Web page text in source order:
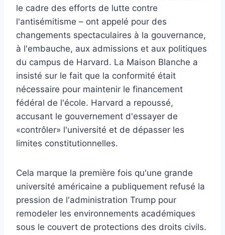
le cadre des efforts de lutte contre
l'antisémitisme – ont appelé pour des
changements spectaculaires à la gouvernance,
à l'embauche, aux admissions et aux politiques
du campus de Harvard. La Maison Blanche a
insisté sur le fait que la conformité était
nécessaire pour maintenir le financement
fédéral de l'école. Harvard a repoussé,
accusant le gouvernement d'essayer de
«contrôler» l'université et de dépasser les
limites constitutionnelles.
Cela marque la première fois qu'une grande
université américaine a publiquement refusé la
pression de l'administration Trump pour
remodeler les environnements académiques
sous le couvert de protections des droits civils.